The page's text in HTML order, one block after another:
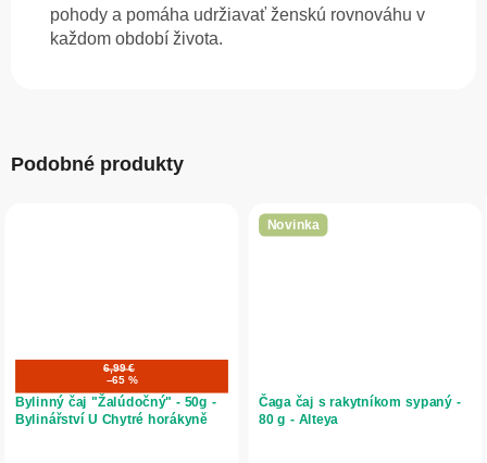
pohody a pomáha udržiavať ženskú rovnováhu v
každom období života.
Podobné produkty
6,99 €
–65 %
Bylinný čaj "Žalúdočný" - 50g -
Bylinářství U Chytré horákyně
Novinka
Čaga čaj s rakytníkom sypaný -
80 g - Alteya